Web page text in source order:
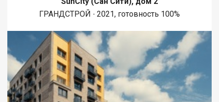
данную квартиру, вы приобретаете надежное вложение
средств и одновременно получаете отличный жилой вариант
комфортной городской жизни. Рядом улицы: Ленина,Карла
Маркса, Сурикова, Нижняя Набережная, бульвар Гагарина,
Свердлова, 5- й Армии, Чудотворская , Чкалова , пер.
Черемховск
ГРАНДСТРОЙ ∙ 2021, готовность 100%